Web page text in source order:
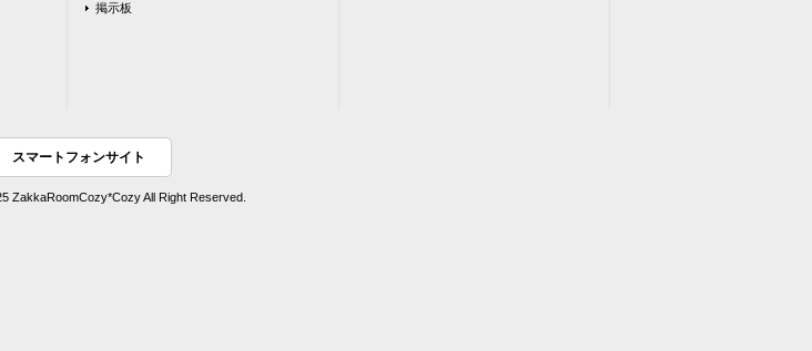
掲示板
スマートフォンサイト
ZakkaRoomCozy*Cozy All Right Reserved.